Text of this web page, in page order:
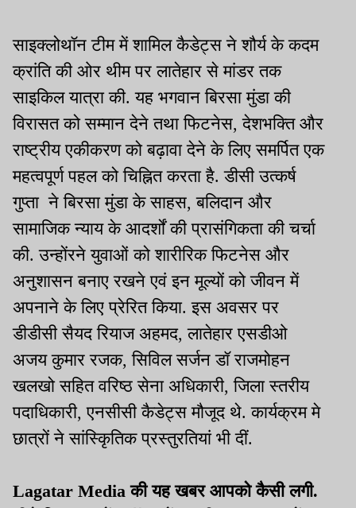
साइक्लोथॉन टीम में शामिल कैडेट्स ने शौर्य के कदम
क्रांति की ओर थीम पर लातेहार से मांडर तक
साइकिल यात्रा की. यह भगवान बिरसा मुंडा की
विरासत को सम्मान देने तथा फिटनेस, देशभक्ति और
राष्ट्रीय एकीकरण को बढ़ावा देने के लिए समर्पित एक
महत्वपूर्ण पहल को चिह्नित करता है. डीसी उत्कर्ष
गुप्ता ने बिरसा मुंडा के साहस, बलिदान और
सामाजिक न्याय के आदर्शों की प्रासंगिकता की चर्चा
की. उन्होंरने युवाओं को शारीरिक फिटनेस और
अनुशासन बनाए रखने एवं इन मूल्यों को जीवन में
अपनाने के लिए प्रेरित किया. इस अवसर पर
डीडीसी सैयद रियाज अहमद, लातेहार एसडीओ
अजय कुमार रजक, सिविल सर्जन डॉ राजमोहन
खलखो सहित वरिष्ठ सेना अधिकारी, जिला स्तरीय
पदाधिकारी, एनसीसी कैडेट्स मौजूद थे. कार्यक्रम मे
छात्रों ने सांस्कृितिक प्रस्तुरतियां भी दीं.
Lagatar Media की यह खबर आपको कैसी लगी.